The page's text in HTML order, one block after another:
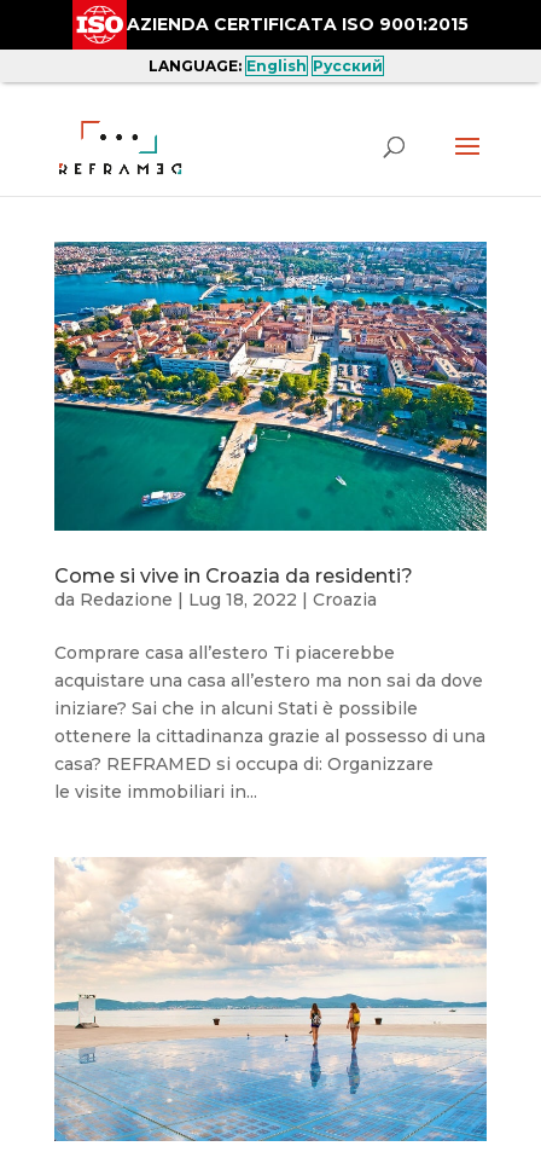
Come si vive in Croazia da residenti?
da Redazione | Lug 18, 2022 | Croazia
Comprare casa all’estero Ti piacerebbe
acquistare una casa all’estero ma non sai da dove
iniziare? Sai che in alcuni Stati è possibile
ottenere la cittadinanza grazie al possesso di una
casa? REFRAMED si occupa di: Organizzare
le visite immobiliari in...
AZIENDA CERTIFICATA ISO 9001:2015
LANGUAGE: English Русский